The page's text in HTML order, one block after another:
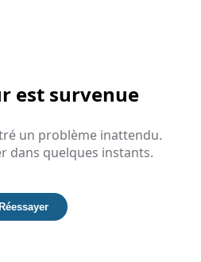
est survenue
un problème inattendu.
dans quelques instants.
Réessayer